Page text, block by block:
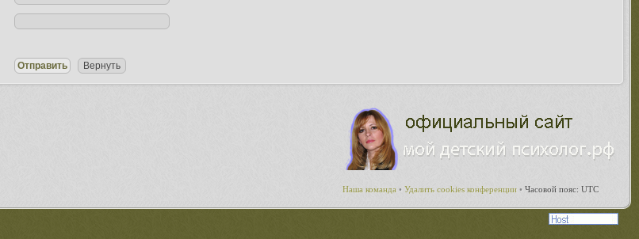
Наша команда • Удалить cookies конференции • Часовой пояс: UTC